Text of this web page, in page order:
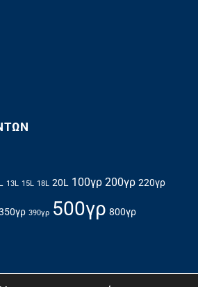
13L 15L 18L 20L 100γρ 200γρ 220γρ
390γρ 500γρ 800γρ